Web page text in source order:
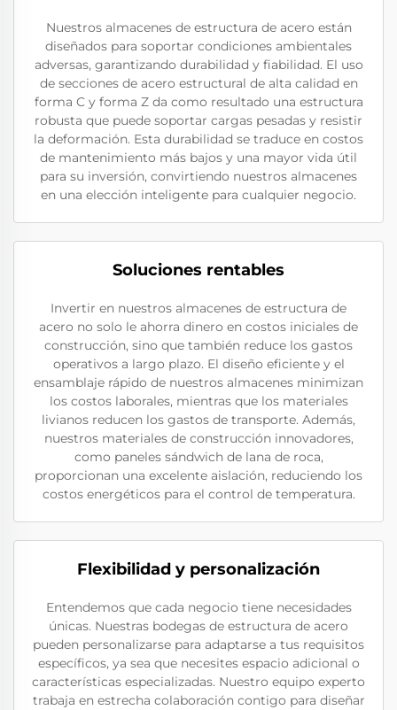
Nuestros almacenes de estructura de acero están
diseñados para soportar condiciones ambientales
adversas, garantizando durabilidad y fiabilidad. El uso
de secciones de acero estructural de alta calidad en
forma C y forma Z da como resultado una estructura
robusta que puede soportar cargas pesadas y resistir
la deformación. Esta durabilidad se traduce en costos
de mantenimiento más bajos y una mayor vida útil
para su inversión, convirtiendo nuestros almacenes
en una elección inteligente para cualquier negocio.
Soluciones rentables
Invertir en nuestros almacenes de estructura de
acero no solo le ahorra dinero en costos iniciales de
construcción, sino que también reduce los gastos
operativos a largo plazo. El diseño eficiente y el
ensamblaje rápido de nuestros almacenes minimizan
los costos laborales, mientras que los materiales
livianos reducen los gastos de transporte. Además,
nuestros materiales de construcción innovadores,
como paneles sándwich de lana de roca,
proporcionan una excelente aislación, reduciendo los
costos energéticos para el control de temperatura.
Flexibilidad y personalización
Entendemos que cada negocio tiene necesidades
únicas. Nuestras bodegas de estructura de acero
pueden personalizarse para adaptarse a tus requisitos
específicos, ya sea que necesites espacio adicional o
características especializadas. Nuestro equipo experto
trabaja en estrecha colaboración contigo para diseñar